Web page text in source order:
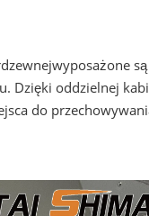
wyposażone
Dzięki oddzielnej
do